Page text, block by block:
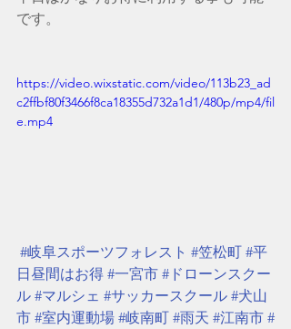
です。
https://video.wixstatic.com/video/113b23_ad
c2ffbf80f3466f8ca18355d732a1d1/480p/mp4/fil
e.mp4
#岐阜スポーツフォレスト #笠松町 #平
日昼間はお得 #一宮市 #ドローンスクー
ル #マルシェ #サッカースクール #犬山
市 #室内運動場 #岐南町 #雨天 #江南市 #